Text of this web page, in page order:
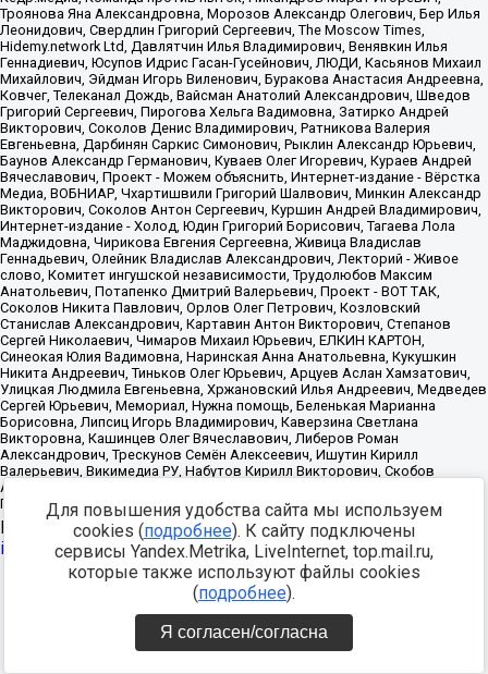
Источник:https://minjust.gov.ru/uploaded/files/reestr-
inostrannyih-agentov-22-03-2024.pdfданные на 22.03.2024
Разработка -
Для повышения удобства сайта мы используем
cookies (подробнее). К сайту подключены
сервисы Yandex.Metrika, LiveInternet, top.mail.ru,
которые также используют файлы cookies
(подробнее).
Я согласен/согласна